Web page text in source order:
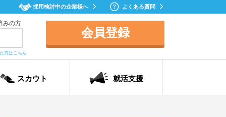
採用検討中の企業様へ よくある質問
みの方
方はこちら
会員登録
スカウト 就活支援